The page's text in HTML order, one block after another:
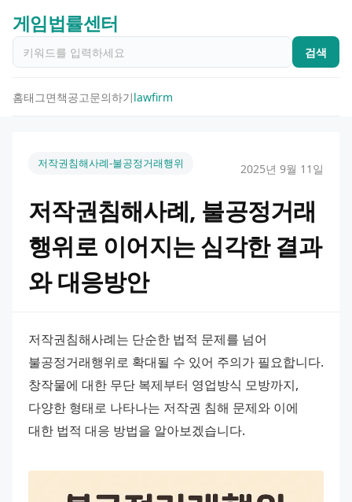
게임법률센터
검색
홈태그면책공고문의하기lawfirm
저작권침해사례-불공정거래행위 2025년 9월 11일
저작권침해사례, 불공정거래
행위로 이어지는 심각한 결과
와 대응방안
저작권침해사례는 단순한 법적 문제를 넘어
불공정거래행위로 확대될 수 있어 주의가 필요합니다.
창작물에 대한 무단 복제부터 영업방식 모방까지,
다양한 형태로 나타나는 저작권 침해 문제와 이에
대한 법적 대응 방법을 알아보겠습니다.